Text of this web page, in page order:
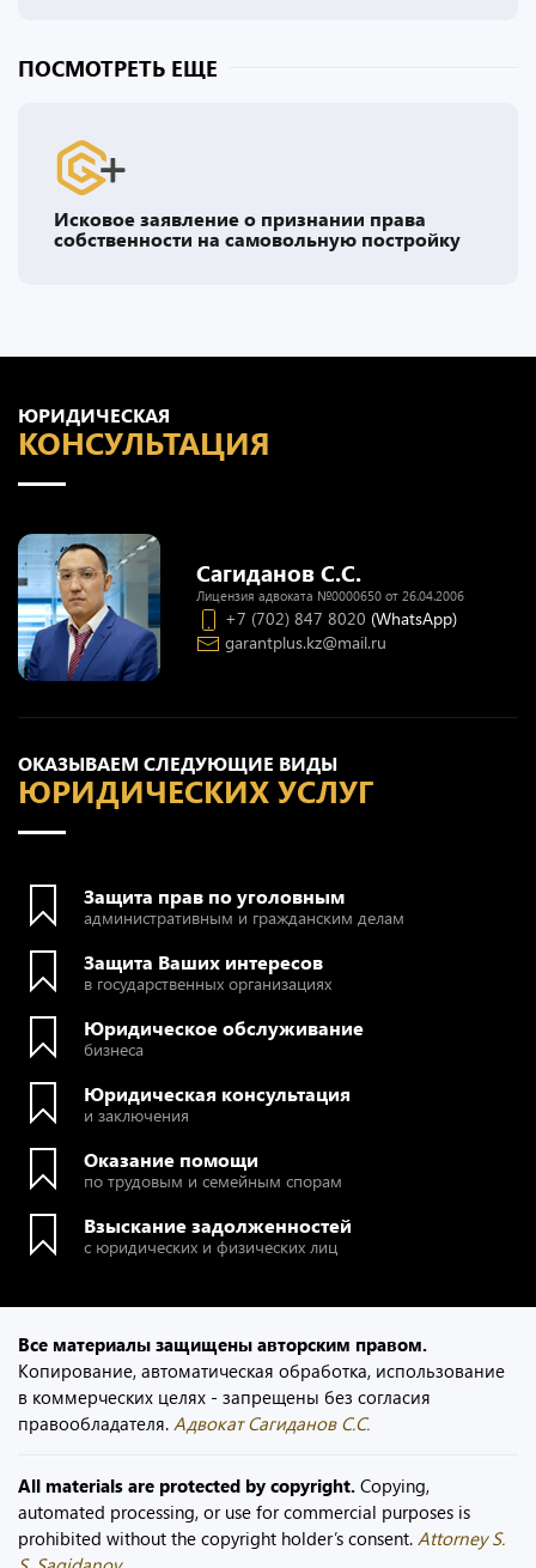
ПОСМОТРЕТЬ ЕЩЕ
Исковое заявление о признании права
собственности на самовольную постройку
ОКАЗЫВАЕМ СЛЕДУЮЩИЕ ВИДЫ
ЮРИДИЧЕСКИХ УСЛУГ
Защита прав по уголовным
административным и гражданским делам
Защита Ваших интересов
в государственных организациях
Юридическое обслуживание
бизнеса
Юридическая консультация
и заключения
Оказание помощи
по трудовым и семейным спорам
Взыскание задолженностей
с юридических и физических лиц
ЮРИДИЧЕСКАЯ
КОНСУЛЬТАЦИЯ
Сагиданов С.С.
Лицензия адвоката №0000650 от 26.04.2006
+7 (702) 847 8020 (WhatsApp)
garantplus.kz@mail.ru
Все материалы защищены авторским правом.
Копирование, автоматическая обработка, использование
в коммерческих целях - запрещены без согласия
правообладателя. Адвокат Сагиданов С.С.
All materials are protected by copyright. Copying,
automated processing, or use for commercial purposes is
prohibited without the copyright holder’s consent. Attorney S.